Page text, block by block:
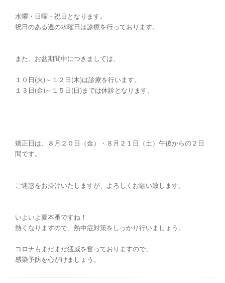
水曜・日曜・祝日となります。
祝日のある週の水曜日は診療を行っております。
また、お盆期間中につきましては、
１０日(火)～１２日(木)は診療を行います。
１３日(金)～１５日(日)までは休診となります。
矯正日は、８月２０日（金）・８月２１日（土）午後からの２日
間です。
ご迷惑をお掛けいたしますが、よろしくお願い致します。
いよいよ夏本番ですね！
熱くなりますので、熱中症対策をしっかり行いましょう。
コロナもまだまだ猛威を奮っておりますので、
感染予防を心がけましょう。